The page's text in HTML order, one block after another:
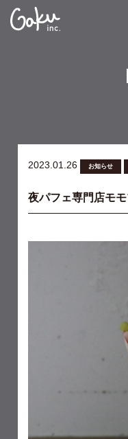
2023.01.26 お知らせ
夜パフェ専門店モ